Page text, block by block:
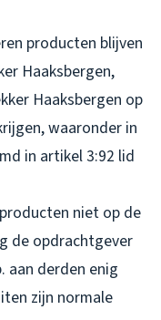
producten blijven
Haaksbergen,
Haaksbergen op
waaronder in
in artikel 3:92 lid
niet op de
de opdrachtgever
aan derden enig
zijn normale